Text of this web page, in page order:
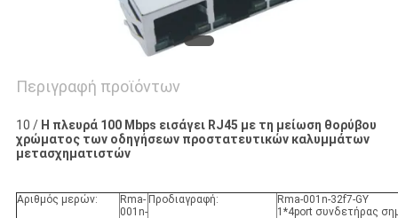
Περιγραφή προϊόντων
10 / Η πλευρά 100 Mbps εισάγει RJ45 με τη μείωση θορύβου
χρώματος των οδηγήσεων προστατευτικών καλυμμάτων
μετασχηματιστών
Αριθμός μερών:
Rma-
001n-
Προδιαγραφή:
Rma-001n-32f7-GY
1*4port συνδετήρας